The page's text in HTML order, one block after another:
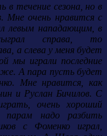
в течение сезона, но в
Мне очень нравится с
левым нападающим, в
справа, то
а слева у меня будет
мы играли последние
А пара пусть будет
Мне нравится, как
и Руслан Бичилов. С
очень хороший
надо разбить
с Фоменко играл,